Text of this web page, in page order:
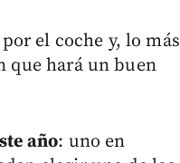
el coche y, lo más
que hará un buen
año: uno en